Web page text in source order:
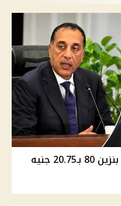
أسعار الوقود في مصر اليوم .. بنزين 80 بـ20.75 جنيه